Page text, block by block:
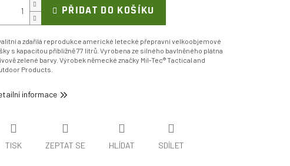
PŘIDAT DO KOŠÍKU
a zdařilá reprodukce americké letecké přepravní velkoobjemové
s kapacitou přibližně 77 litrů. Vyrobena ze silného bavlněného plátna
zelené barvy. Výrobek německé značky Mil-Tec® Tactical and
Products.
informace
TISK ZEPTAT SE HLÍDAT SDÍLET